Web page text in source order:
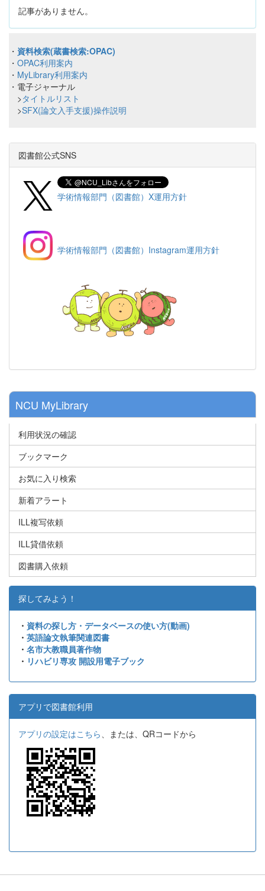
記事がありません。
・ 資料検索(蔵書検索:OPAC)
・ OPAC利用案内
・ MyLibrary利用案内
・電子ジャーナル
>タイトルリスト
>SFX(論文入手支援)操作説明
図書館公式SNS
学術情報部門（図書館）X運用方針
学術情報部門（図書館）Instagram運用方針
NCU MyLibrary
利用状況の確認
ブックマーク
お気に入り検索
新着アラート
ILL複写依頼
ILL貸借依頼
図書購入依頼
探してみよう！
・ 資料の探し方・データベースの使い方(動画)
・ 英語論文執筆関連図書
・ 名市大教職員著作物
・ リハビリ専攻 開設用電子ブック
アプリで図書館利用
アプリの設定はこちら、または、QRコードから